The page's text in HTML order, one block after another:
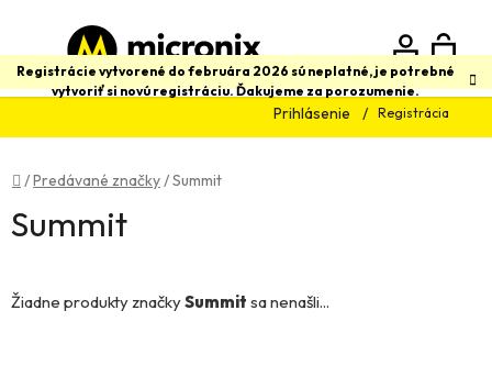
obsah
Registrácie vytvorené do februára 2026 sú neplatné, je potrebné
vytvoriť si novú registráciu. Ďakujeme za porozumenie.
Prihlásenie Registrácia
Hľadať
Domov
/Predávané značky/Summit
Summit
Žiadne produkty značkySummit sa nenašli...